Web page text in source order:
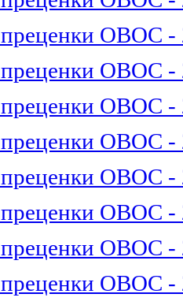
ОВОС -
ОВОС -
ОВОС -
ОВОС -
ОВОС -
ОВОС -
ОВОС -
ОВОС -